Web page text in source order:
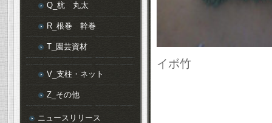
イボ竹
Q_杭 丸太
R_根巻 幹巻
T_園芸資材
V_支柱・ネット
Z_その他
ニュースリリース